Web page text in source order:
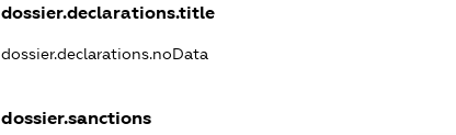
dossier.declarations.title
dossier.declarations.noData
dossier.sanctions